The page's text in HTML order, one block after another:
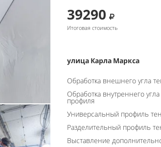
39290
Итоговая стоимость
улица Карла Маркса
Обработка внешнего угла
Обработка внутреннего
профиля
Универсальный профиль
Разделительный профиль
Выставление